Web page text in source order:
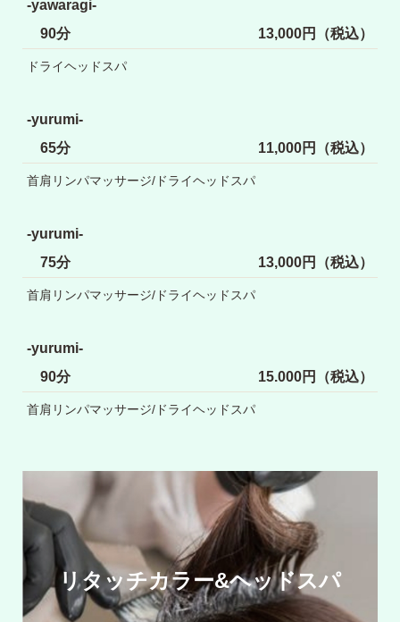
-yawaragi-
90分
13,000円（税込）
ドライヘッドスパ
-yurumi-
65分
11,000円（税込）
首肩リンパマッサージ/ドライヘッドスパ
-yurumi-
75分
13,000円（税込）
首肩リンパマッサージ/ドライヘッドスパ
-yurumi-
90分
15.000円（税込）
首肩リンパマッサージ/ドライヘッドスパ
リタッチカラー&ヘッドスパ